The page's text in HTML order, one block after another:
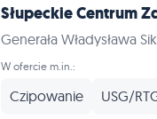
Słupeckie Centrum
Generała Władysława
W ofercie m.in.:
Czipowanie USG/